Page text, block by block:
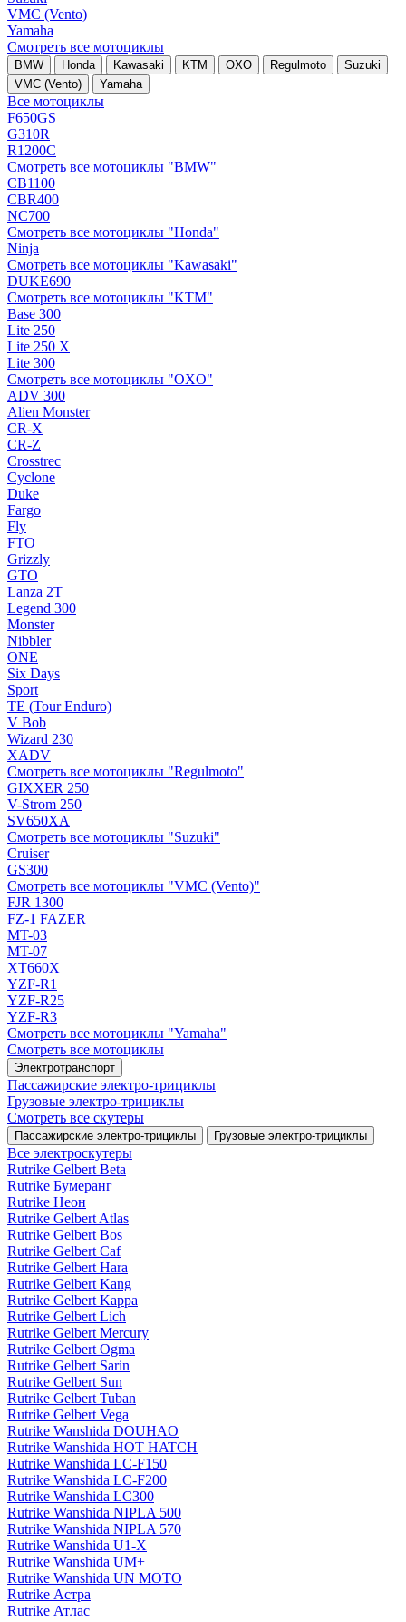
VMC (Vento)
Yamaha
Смотреть все мотоциклы
BMW Honda Kawasaki KTM OXO Regulmoto
Suzuki
VMC (Vento)
Yamaha
Все мотоциклы
F650GS
G310R
R1200C
Смотреть все мотоциклы "BMW"
CB1100
CBR400
NC700
Смотреть все мотоциклы "Honda"
Ninja
Смотреть все мотоциклы "Kawasaki"
DUKE690
Смотреть все мотоциклы "KTM"
Base 300
Lite 250
Lite 250 X
Lite 300
Смотреть все мотоциклы "OXO"
ADV 300
Alien Monster
CR-X
CR-Z
Crosstrec
Cyclone
Duke
Fargo
Fly
FTO
Grizzly
GTO
Lanza 2T
Legend 300
Monster
Nibbler
ONE
Six Days
Sport
TE (Tour Enduro)
V Bob
Wizard 230
XADV
Смотреть все мотоциклы "Regulmoto"
GIXXER 250
V-Strom 250
SV650XA
Смотреть все мотоциклы "Suzuki"
Cruiser
GS300
Смотреть все мотоциклы "VMC (Vento)"
FJR 1300
FZ-1 FAZER
MT-03
MT-07
XT660X
YZF-R1
YZF-R25
YZF-R3
Смотреть все мотоциклы "Yamaha"
Смотреть все мотоциклы
Электротранспорт
Пассажирские электро‑трициклы
Грузовые электро‑трициклы
Смотреть все скутеры
Пассажирские электро‑трициклы Грузовые электро‑трициклы
Все электро­скутеры
Rutrike Gelbert Beta
Rutrike Бумеранг
Rutrike Неон
Rutrike Gelbert Atlas
Rutrike Gelbert Bos
Rutrike Gelbert Caf
Rutrike Gelbert Hara
Rutrike Gelbert Kang
Rutrike Gelbert Kappa
Rutrike Gelbert Lich
Rutrike Gelbert Mercury
Rutrike Gelbert Ogma
Rutrike Gelbert Sarin
Rutrike Gelbert Sun
Rutrike Gelbert Tuban
Rutrike Gelbert Vega
Rutrike Wanshida DOUHAO
Rutrike Wanshida HOT HATCH
Rutrike Wanshida LC-F150
Rutrike Wanshida LC-F200
Rutrike Wanshida LC300
Rutrike Wanshida NIPLA 500
Rutrike Wanshida NIPLA 570
Rutrike Wanshida U1-X
Rutrike Wanshida UM+
Rutrike Wanshida UN MOTO
Rutrike Астра
Rutrike Атлас